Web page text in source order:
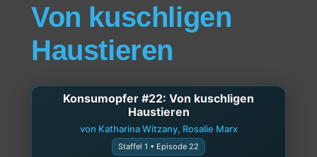
Von kuschligen
Haustieren
Konsumopfer #22: Von kuschligen
Haustieren
von Katharina Witzany, Rosalie Marx
Staffel 1 • Episode 22